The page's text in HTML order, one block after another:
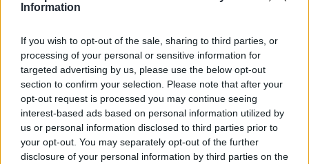
Information
If you wish to opt-out of the sale, sharing to third parties, or
processing of your personal or sensitive information for
targeted advertising by us, please use the below opt-out
section to confirm your selection. Please note that after your
opt-out request is processed you may continue seeing
interest-based ads based on personal information utilized by
us or personal information disclosed to third parties prior to
your opt-out. You may separately opt-out of the further
disclosure of your personal information by third parties on the
wir abhaken konnten"
freut sich über die
Leistung an der
Algarve, denn die
Verletzung scheint
ausgeheilt zu sein
komplettieren das
Podium, wenn das
spanische Rennen
nach einem Tag zu
Ende geht